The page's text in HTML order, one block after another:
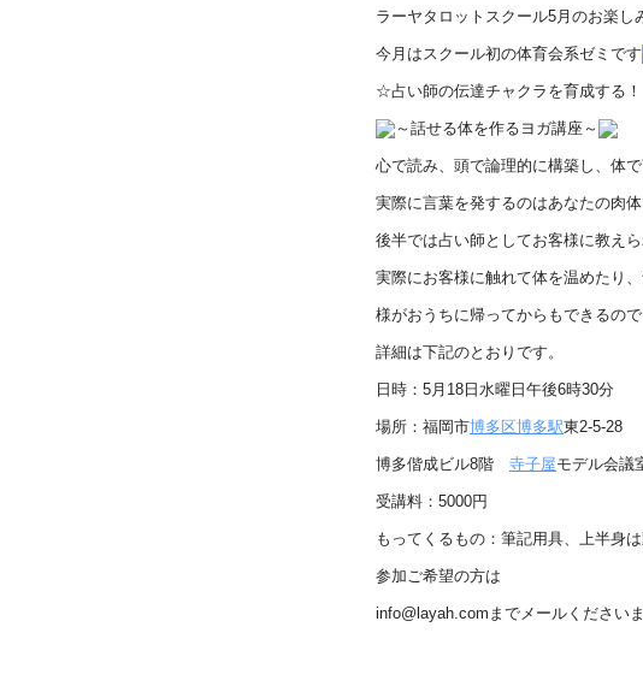
ラーヤタロットスクール5月のお楽し
今月はスクール初の体育会系ゼミです
☆占い師の伝達チャクラを育成する！
～話せる体を作るヨガ講座～
心で読み、頭で論理的に構築し、体
実際に言葉を発するのはあなたの肉体
後半では占い師としてお客様に教え
実際にお客様に触れて体を温めたり、
様がおうちに帰ってからもできるので
詳細は下記のとおりです。
日時：5月18日水曜日午後6時30分
場所：福岡市博多区博多駅東2-5-28
博多偕成ビル8階 寺子屋モデル会議
受講料：5000円
もってくるもの：筆記用具、 上半身
参加ご希望の方は
info@layah.comまでメールください